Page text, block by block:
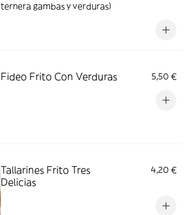
ternera gambas y verduras)
Fideo Frito Con Verduras 5,50 €
Tallarines Frito Tres
Delicias
4,20 €